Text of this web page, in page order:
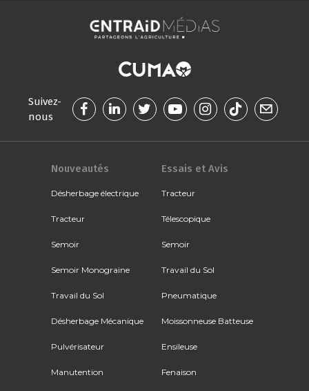
Suivez-
nous
Nouveautés
Désherbage électrique
Tracteur
Semoir
Semoir Monograine
Travail du Sol
Désherbage Mécanique
Pulvérisateur
Manutention
Essais et Avis
Tracteur
Télescopique
Semoir
Travail du Sol
Pneumatique
Moissonneuse Batteuse
Ensileuse
Fenaison